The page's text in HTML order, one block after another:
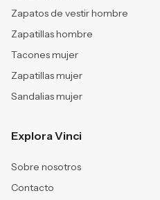
Zapatos de vestir hombre
Zapatillas hombre
Tacones mujer
Zapatillas mujer
Sandalias mujer
Explora Vinci
Sobre nosotros
Contacto